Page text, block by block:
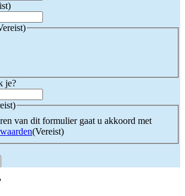
je?
van dit formulier gaat u akkoord met
(Vereist)